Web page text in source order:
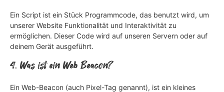
Ein Script ist ein Stück Programmcode, das benutzt wird, um
unserer Website Funktionalität und Interaktivität zu
ermöglichen. Dieser Code wird auf unseren Servern oder auf
deinem Gerät ausgeführt.
4. Was ist ein Web Beacon?
Ein Web-Beacon (auch Pixel-Tag genannt), ist ein kleines